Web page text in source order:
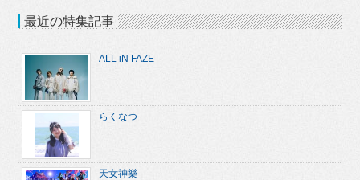
最近の特集記事
ALL iN FAZE
らくなつ
天女神樂